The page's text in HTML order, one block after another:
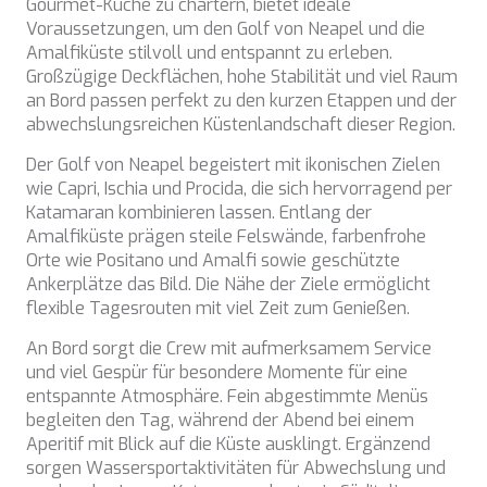
Gourmet-Küche zu chartern, bietet ideale
Voraussetzungen, um den Golf von Neapel und die
Amalfiküste stilvoll und entspannt zu erleben.
Großzügige Deckflächen, hohe Stabilität und viel Raum
an Bord passen perfekt zu den kurzen Etappen und der
abwechslungsreichen Küstenlandschaft dieser Region.
Der Golf von Neapel begeistert mit ikonischen Zielen
wie Capri, Ischia und Procida, die sich hervorragend per
Katamaran kombinieren lassen. Entlang der
Amalfiküste prägen steile Felswände, farbenfrohe
Orte wie Positano und Amalfi sowie geschützte
Ankerplätze das Bild. Die Nähe der Ziele ermöglicht
flexible Tagesrouten mit viel Zeit zum Genießen.
An Bord sorgt die Crew mit aufmerksamem Service
und viel Gespür für besondere Momente für eine
entspannte Atmosphäre. Fein abgestimmte Menüs
begleiten den Tag, während der Abend bei einem
Aperitif mit Blick auf die Küste ausklingt. Ergänzend
sorgen Wassersportaktivitäten für Abwechslung und
ALALYA
ALENA
ALFA MARIO
ALICE
ALOIA 80
ALTEYA
ALVIUM
AMADA MIA
AMORAKI
ANAVI
ANDILIS
ANETTA
ANGRA TOO
ANIMA II
ANIMA MARIS
ANKA
ANNABEL II
ANOTHER ONE
ANTHEYA III
Kroatien
Balearen
Indischer Ozean
Griechenland
Italien
Karibik & Bahamas
Kroatien
Frankreich
Kroatien
Griechenland
Karibik & Bahamas
Indischer Ozean
Türkei
Balearen
Italien
Italien
Italien
Kroatien